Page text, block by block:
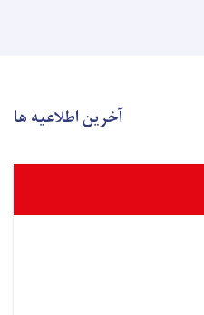
آخرین اطلاعیه ها